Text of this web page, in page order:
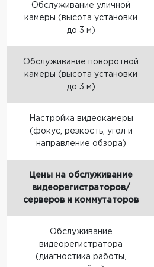
Обслуживание уличной
камеры (высота установки
до 3 м)
Обслуживание поворотной
камеры (высота установки
до 3 м)
Настройка видеокамеры
(фокус, резкость, угол и
направление обзора)
Цены на обслуживание
видеорегистраторов/
серверов и коммутаторов
Обслуживание
видеорегистратора
(диагностика работы,